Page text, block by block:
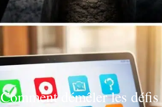
Comment démêler les